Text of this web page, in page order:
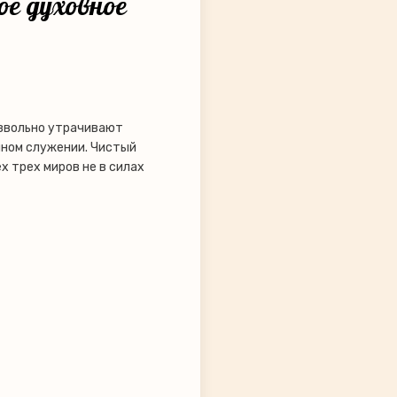
утрачивают
служении. Чистый
трех миров не в силах